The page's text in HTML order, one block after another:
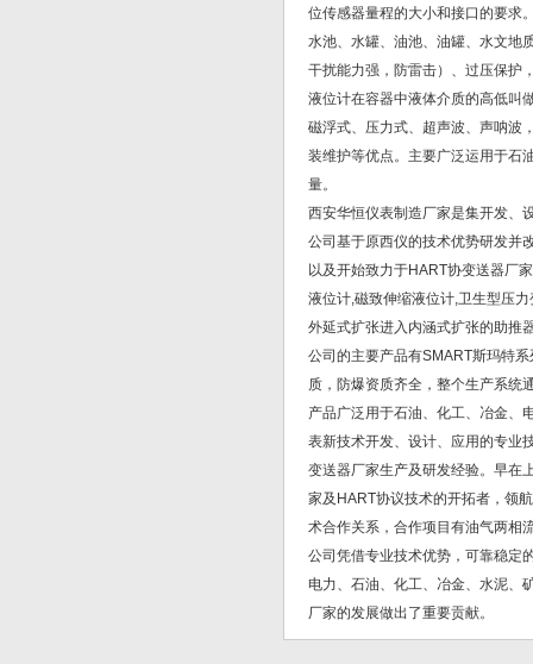
位传感器量程的大小和接口的要求
水池、水罐、油池、油罐、水文地
干扰能力强，防雷击）、过压保护
液位计在容器中液体介质的高低叫
磁浮式、压力式、超声波、声呐波
装维护等优点。主要广泛运用于石
量。
西安华恒仪表制造厂家是集开发、
公司基于原西仪的技术优势研发并
以及开始致力于HART协变送器厂
液位计,磁致伸缩液位计,卫生型压
外延式扩张进入内涵式扩张的助推
公司的主要产品有SMART斯玛特
质，防爆资质齐全，整个生产系统
产品广泛用于石油、化工、冶金、
表新技术开发、设计、应用的专业
变送器厂家生产及研发经验。早在
家及HART协议技术的开拓者，领
术合作关系，合作项目有油气两相
公司凭借专业技术优势，可靠稳定
电力、石油、化工、冶金、水泥、
厂家的发展做出了重要贡献。